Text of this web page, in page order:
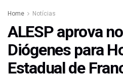
Home Notícias
ALESP aprova
Diógenes para
Estadual de